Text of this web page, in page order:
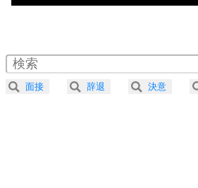
気楽に生きる30の方法
4 器の大きい人は、怒り
プラス思考
2.0倍速 （240KB 1分1秒）
2.5倍速 （192KB 48秒）
3.0倍速 （160KB 40秒）
面接 辞退 決意